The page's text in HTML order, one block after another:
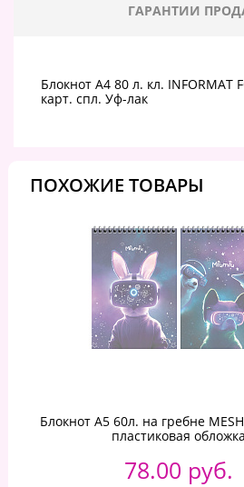
ГАРАНТИИ
Блокнот А4 80 л. кл. INFORMAT
карт. спл. Уф-лак
ПОХОЖИЕ ТОВАРЫ
Блокнот А5 60л. на гребне
пластиковая обложка
78.00 руб.